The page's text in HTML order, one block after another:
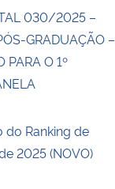
030/2025 –
GRADUAÇÃO –
PARA O 1º
do Ranking de
2025 (NOVO)